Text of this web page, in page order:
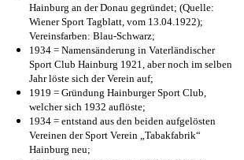
Hainburg an der Donau gegründet; (Quelle:
Wiener Sport Tagblatt, vom 13.04.1922);
Vereinsfarben: Blau-Schwarz;
1934 = Namensänderung in Vaterländischer
Sport Club Hainburg 1921, aber noch im selben
Jahr löste sich der Verein auf;
1919 = Gründung Hainburger Sport Club,
welcher sich 1932 auflöste;
1934 = entstand aus den beiden aufgelösten
Vereinen der Sport Verein „Tabakfabrik“
Hainburg neu;